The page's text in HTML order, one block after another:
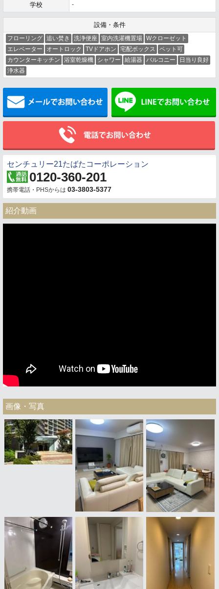
学校 -
設備・条件
フローリング 追い焚き 洗浄便座 室内洗濯機置場 Wクローゼット
エレベーター
オートロック TVドアホン 宅配ボックス
ペット可
カウンターキッチン
浴室乾燥機 シャワー 給湯器 バルコニー
日当り良好
浄水器
メールでお問い合わせ
センチュリー21たばたコーポレーション
0120-360-201
携帯電話・PHSからは 03-3803-5377
紹介動画
画像・写真